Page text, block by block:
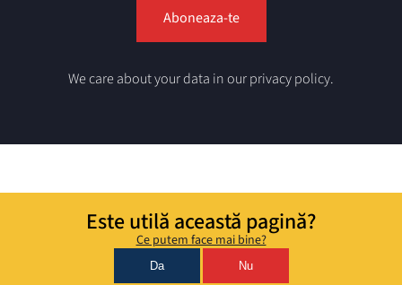
We care about your data in our privacy policy.
Este utilă această pagină?
Ce putem face mai bine?
Da Nu